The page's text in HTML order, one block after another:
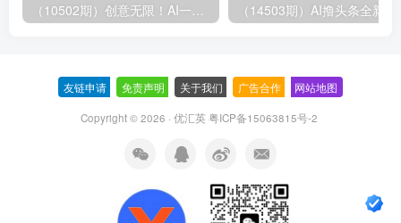
（10502期）创意无限！AI一键生成漫画视频，每天轻松收入300+，粘贴复制简单操作！
友链申请 免责声明 关于我们 广告合作 网站地图
Copyright © 2026 · 优汇英粤ICP备15063815号-2